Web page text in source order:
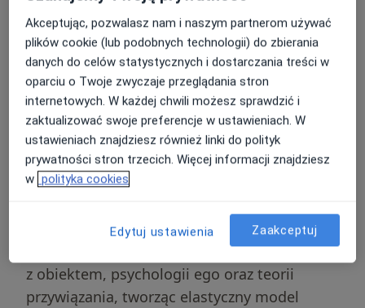
Psychoterapia psychodynamiczna to
podejście terapeutyczne, które
wyewoluowała z klasycznejpsychoanalizy
sformułowanej przez Zygmunta Freuda. Choć
współczesne modele znacznie różnią się od
pierwotnych koncepcji z przełomu XIX i XX
wieku, zachowały onepodstawowe
założenie o istnieniu nieświadomości
realizowany najczęściej jako
psychoterapia
, integruje dorobek teorii relacji
z obiektem, psychologii ego oraz teorii
przywiązania, tworząc elastyczny model
Akceptując, pozwalasz nam i naszym partnerom używać
plików cookie (lub podobnych technologii) do zbierania
danych do celów statystycznych i dostarczania treści w
oparciu o Twoje zwyczaje przeglądania stron
internetowych. W każdej chwili możesz sprawdzić i
zaktualizować swoje preferencje w ustawieniach. W
ustawieniach znajdziesz również linki do polityk
prywatności stron trzecich. Więcej informacji znajdziesz
w polityka cookies
Edytuj ustawienia Zaakceptuj